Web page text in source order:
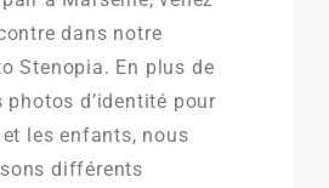
dans notre
Stenopia. En plus de
photos d’identité pour
les enfants, nous
différents